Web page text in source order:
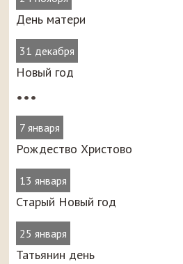
День матери
31 декабря
Новый год
•••
7 января
Рождество Христово
13 января
Старый Новый год
25 января
Татьянин день